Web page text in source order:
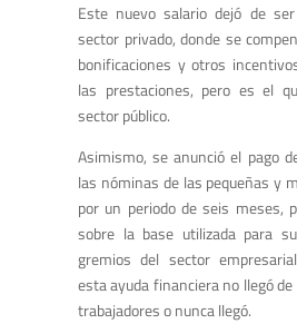
Este nuevo salario dejó de
sector privado, donde se
bonificaciones y otros
las prestaciones, pero es el
sector público.
Asimismo, se anunció el pago
las nóminas de las pequeñas y
por un periodo de seis meses,
sobre la base utilizada para
gremios del sector
esta ayuda financiera no llegó
trabajadores o nunca llegó.